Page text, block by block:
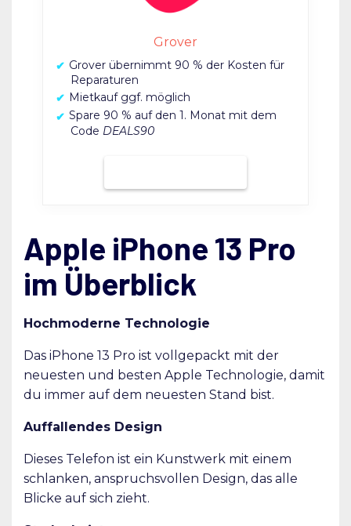
Grover
Grover übernimmt 90 % der Kosten für
Reparaturen
Mietkauf ggf. möglich
Spare 90 % auf den 1. Monat mit dem
Code DEALS90
Apple iPhone 13 Pro
im Überblick
Hochmoderne Technologie
Das iPhone 13 Pro ist vollgepackt mit der
neuesten und besten Apple Technologie, damit
du immer auf dem neuesten Stand bist.
Auffallendes Design
Dieses Telefon ist ein Kunstwerk mit einem
schlanken, anspruchsvollen Design, das alle
Blicke auf sich zieht.